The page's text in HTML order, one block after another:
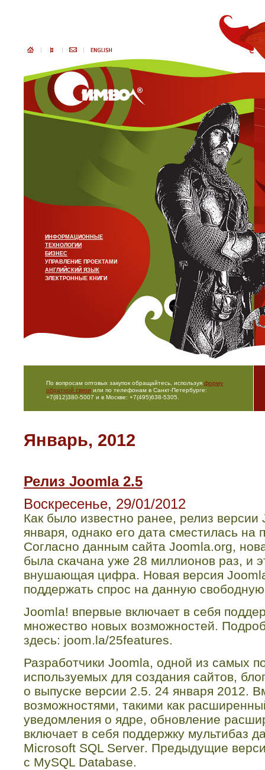
ИНФОРМАЦИОННЫЕ
ТЕХНОЛОГИИ
БИЗНЕС
УПРАВЛЕНИЕ ПРОЕКТАМИ
АНГЛИЙСКИЙ ЯЗЫК
ЭЛЕКТРОННЫЕ КНИГИ
По вопросам оптовых закупок обращайтесь, используя форму
обратной связи или по телефонам в Санкт-Петербурге:
+7(812)380-5007 и в Москве: +7(495)638-5305.
Январь, 2012
Релиз Joomla 2.5
Воскресенье, 29/01/2012
Как было известно ранее, релиз версии
января, однако его дата сместилась на
Согласно данным сайта Joomla.org,
была скачана уже 28 миллионов раз, и
внушающая цифра. Новая версия
поддержать спрос на данную
Joomla! впервые включает в себя
множество новых возможностей.
здесь: joom.la/25features.
Разработчики Joomla, одной из самых
используемых для создания сайтов,
о выпуске версии 2.5. 24 января 2012.
возможностями, такими как
уведомления о ядре, обновление
включает в себя поддержку мультибаз
Microsoft SQL Server. Предыдущие
с MySQL Database.